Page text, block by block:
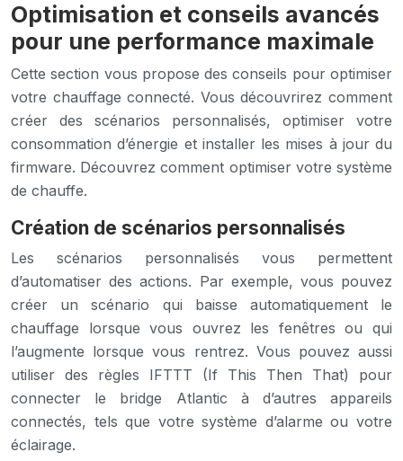
Optimisation et conseils avancés
pour une performance maximale
Cette section vous propose des conseils pour optimiser
votre chauffage connecté. Vous découvrirez comment
créer des scénarios personnalisés, optimiser votre
consommation d’énergie et installer les mises à jour du
firmware. Découvrez comment optimiser votre système
de chauffe.
Création de scénarios personnalisés
Les scénarios personnalisés vous permettent
d’automatiser des actions. Par exemple, vous pouvez
créer un scénario qui baisse automatiquement le
chauffage lorsque vous ouvrez les fenêtres ou qui
l’augmente lorsque vous rentrez. Vous pouvez aussi
utiliser des règles IFTTT (If This Then That) pour
connecter le bridge Atlantic à d’autres appareils
connectés, tels que votre système d’alarme ou votre
éclairage.